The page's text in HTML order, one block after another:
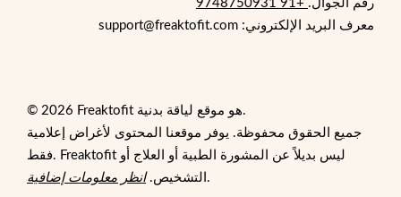
رقم الجوال. +91 9748750931
معرف البريد الإلكتروني: support@freaktofit.com
© 2026 Freaktofit هو موقع لياقة بدنية.
جميع الحقوق محفوظة. يوفر موقعنا المحتوى لأغراض إعلامية
فقط. Freaktofit ليس بديلاً عن المشورة الطبية أو العلاج أو
التشخيص.انظر معلومات إضافية .